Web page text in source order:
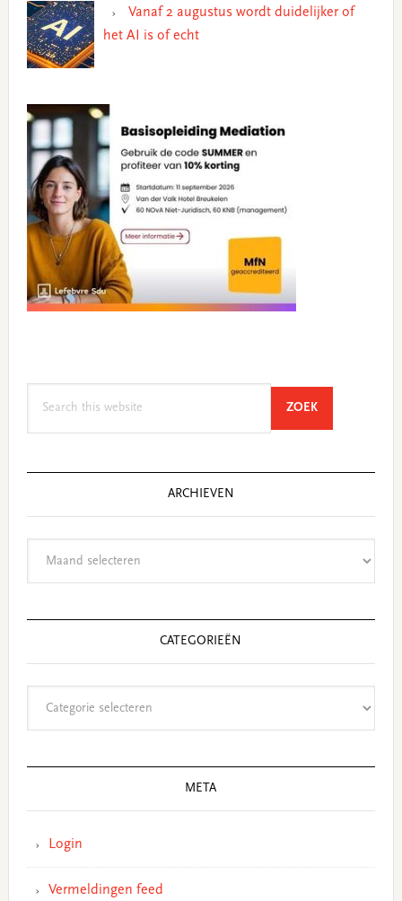
Vanaf 2 augustus wordt duidelijker of
het AI is of echt
ZOEKSEARCH
ARCHIEVEN
CATEGORIEËN
META
Login
Vermeldingen feed